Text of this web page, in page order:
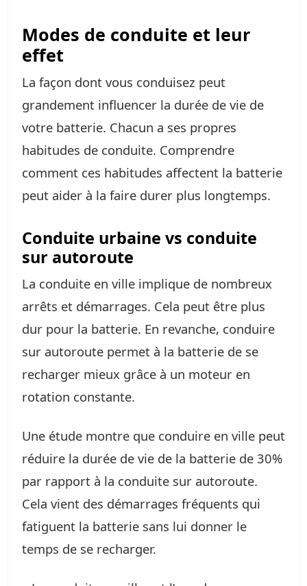
Modes de conduite et leur
effet
La façon dont vous conduisez peut
grandement influencer la durée de vie de
votre batterie. Chacun a ses propres
habitudes de conduite. Comprendre
comment ces habitudes affectent la batterie
peut aider à la faire durer plus longtemps.
Conduite urbaine vs conduite
sur autoroute
La conduite en ville implique de nombreux
arrêts et démarrages. Cela peut être plus
dur pour la batterie. En revanche, conduire
sur autoroute permet à la batterie de se
recharger mieux grâce à un moteur en
rotation constante.
Une étude montre que conduire en ville peut
réduire la durée de vie de la batterie de 30%
par rapport à la conduite sur autoroute.
Cela vient des démarrages fréquents qui
fatiguent la batterie sans lui donner le
temps de se recharger.